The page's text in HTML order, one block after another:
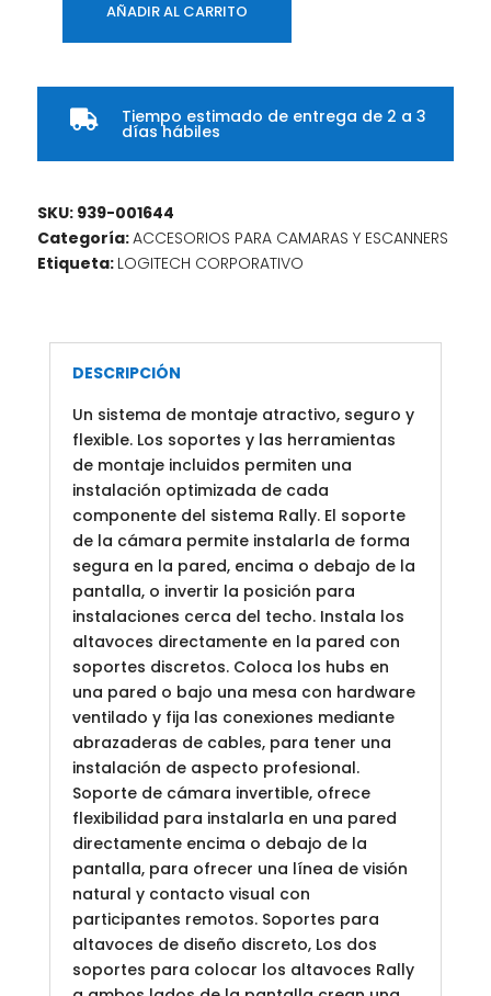
LOGITECH
Corporativo
AÑADIR AL CARRITO
 Tiempo estimado de entrega de 2 a 3
días hábiles
SKU: 939-001644
Categoría:ACCESORIOS PARA CAMARAS Y ESCANNERS
Etiqueta: LOGITECH CORPORATIVO
DESCRIPCIÓN
Un sistema de montaje atractivo, seguro y
flexible. Los soportes y las herramientas
de montaje incluidos permiten una
instalación optimizada de cada
componente del sistema Rally. El soporte
de la cámara permite instalarla de forma
segura en la pared, encima o debajo de la
pantalla, o invertir la posición para
instalaciones cerca del techo. Instala los
altavoces directamente en la pared con
soportes discretos. Coloca los hubs en
una pared o bajo una mesa con hardware
ventilado y fija las conexiones mediante
abrazaderas de cables, para tener una
instalación de aspecto profesional.
Soporte de cámara invertible, ofrece
flexibilidad para instalarla en una pared
directamente encima o debajo de la
pantalla, para ofrecer una línea de visión
natural y contacto visual con
participantes remotos. Soportes para
altavoces de diseño discreto, Los dos
soportes para colocar los altavoces Rally